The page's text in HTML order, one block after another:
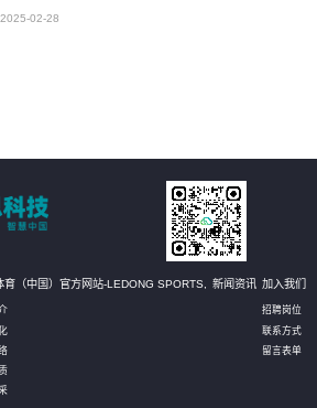
2025-02-28
育（中国）官方网站-LEDONG SPORTS, 新闻资讯 加入我们
招聘岗位
联系方式
留言表单